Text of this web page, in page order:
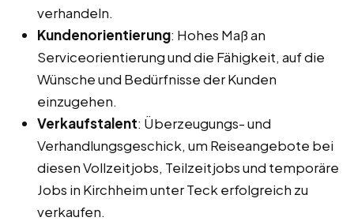
verhandeln.
Kundenorientierung: Hohes Maß an
Serviceorientierung und die Fähigkeit, auf die
Wünsche und Bedürfnisse der Kunden
einzugehen.
Verkaufstalent: Überzeugungs- und
Verhandlungsgeschick, um Reiseangebote bei
diesen Vollzeitjobs, Teilzeitjobs und temporäre
Jobs in Kirchheim unter Teck erfolgreich zu
verkaufen.